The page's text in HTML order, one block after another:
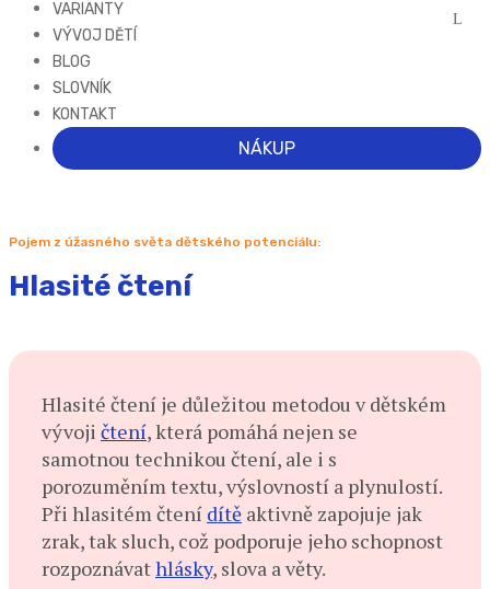
VARIANTY
VÝVOJ DĚTÍ
BLOG
SLOVNÍK
KONTAKT
NÁKUP
Pojem z úžasného světa dětského potenciálu:
Hlasité čtení
Hlasité čtení je důležitou metodou v dětském
vývoji čtení, která pomáhá nejen se
samotnou technikou čtení, ale i s
porozuměním textu, výslovností a plynulostí.
Při hlasitém čtení dítě aktivně zapojuje jak
zrak, tak sluch, což podporuje jeho schopnost
rozpoznávathlásky, slova a věty.